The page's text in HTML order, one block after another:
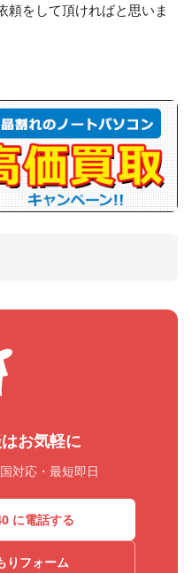
頼をして頂ければと思いま
お気軽に
対応・最短即日
に電話する
りフォーム